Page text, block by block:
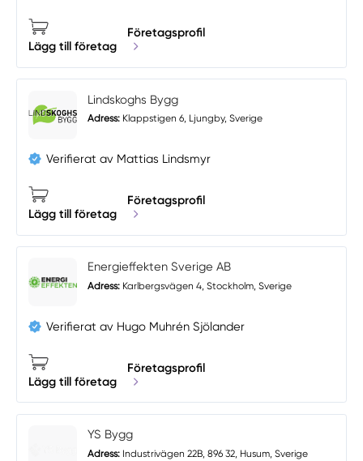
Lägg till företag
Företagsprofil
Lindskoghs Bygg
Adress: Klappstigen 6, Ljungby, Sverige
Verifierat av Mattias Lindsmyr
Lägg till företag
Företagsprofil
Energieffekten Sverige AB
Adress: Karlbergsvägen 4, Stockholm, Sverige
Verifierat av Hugo Muhrén Sjölander
Lägg till företag
Företagsprofil
YS Bygg
Adress: Industrivägen 22B, 896 32, Husum, Sverige